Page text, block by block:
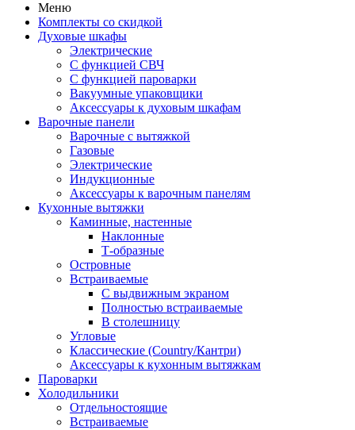
Меню
Комплекты со скидкой
Духовые шкафы
Электрические
С функцией СВЧ
С функцией пароварки
Вакуумные упаковщики
Аксессуары к духовым шкафам
Варочные панели
Варочные с вытяжкой
Газовые
Электрические
Индукционные
Аксессуары к варочным панелям
Кухонные вытяжки
Каминные, настенные
Наклонные
Т-образные
Островные
Встраиваемые
С выдвижным экраном
Полностью встраиваемые
В столешницу
Угловые
Классические (Country/Кантри)
Аксессуары к кухонным вытяжкам
Пароварки
Холодильники
Отдельностоящие
Встраиваемые